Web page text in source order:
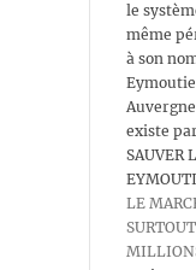
le
même
à son
existe
SAUVER
LE